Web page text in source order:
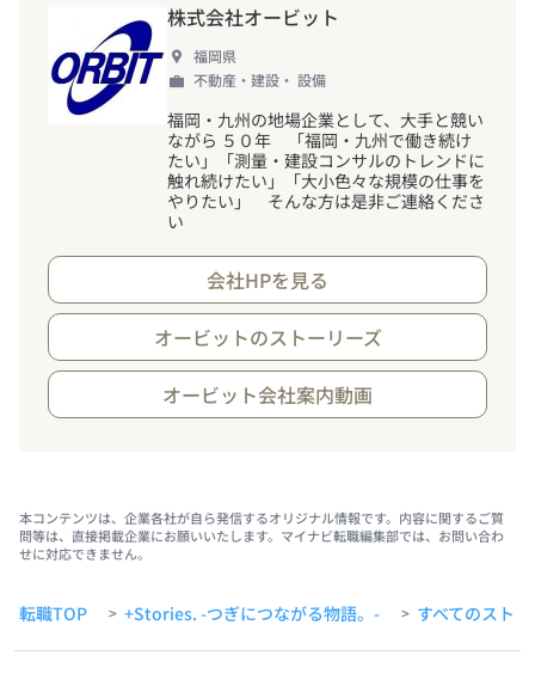
株式会社オービット
福岡県
不動産・建設・ 設備
福岡・九州の地場企業として、大手と競い
ながら ５０年 「福岡・九州で働き続け
たい」「測量・建設コンサルのトレンドに
触れ続けたい」「大小色々な規模の仕事を
やりたい」 そんな方は是非ご連絡くださ
い
会社HPを見る
オービットのストーリーズ
オービット会社案内動画
本コンテンツは、企業各社が自ら発信するオリジナル情報です。内容に関するご質
問等は、直接掲載企業にお願いいたします。マイナビ転職編集部では、お問い合わ
せに対応できません。
転職TOP > +Stories. -つぎにつながる物語。- > すべてのスト